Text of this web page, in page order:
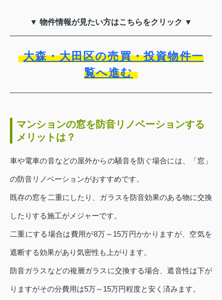
▼ 物件情報が見たい方はこちらをクリック ▼
大森・大田区の売買・投資物件一
覧へ進む
マンションの窓を防音リノベーションする
メリットは？
車や電車の音などの屋外からの騒音を防ぐ場合には、「窓」
の防音リノベーションがおすすめです。
既存の窓を二重にしたり、ガラスを防音効果のある物に交換
したりする施工がメジャーです。
二重にする場合は費用が8万～15万円かかりますが、空気を
遮断する効果があり気密性も上がります。
防音ガラスなどの複層ガラスに交換する場合、遮音性は下が
りますがその分費用は5万～15万円程度と安く済みます。